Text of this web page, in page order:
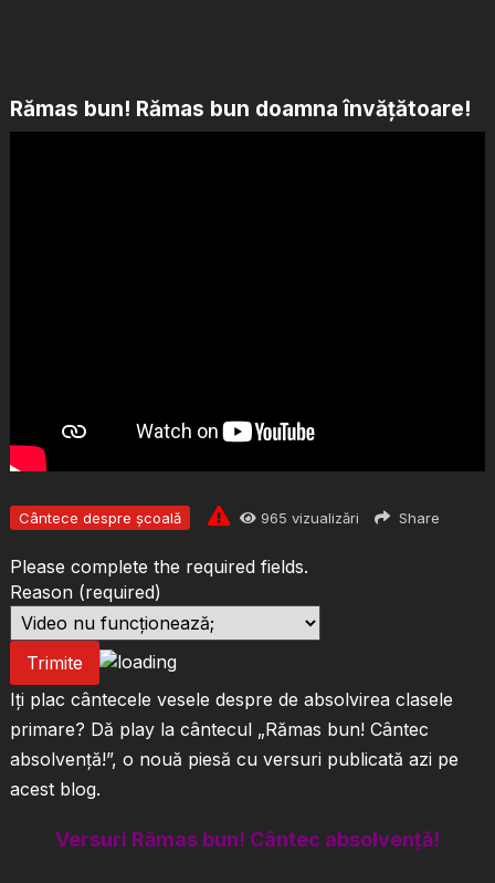
Rămas bun! Rămas bun doamna învățătoare!
Cântece despre școală 965 vizualizări Share
Please complete the required fields.
Reason (required)
Trimite
Iți plac cântecele vesele despre de absolvirea clasele
primare? Dă play la cântecul „Rămas bun! Cântec
absolvență!”, o nouă piesă cu versuri publicată azi pe
acest blog.
Versuri Rămas bun! Cântec absolvență!